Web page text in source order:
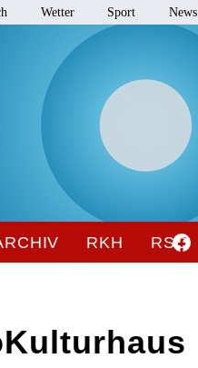
Wetter Sport News
RKH RSO